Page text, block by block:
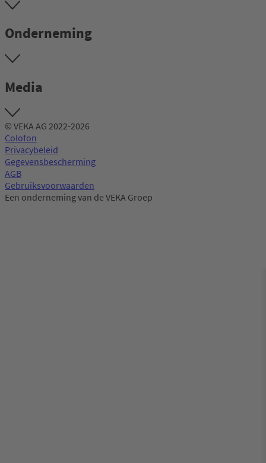
Onderneming
Media
© VEKA AG 2022-2026
Colofon
Privacybeleid
Gegevensbescherming
AGB
Gebruiksvoorwaarden
Een onderneming van de VEKA Groep